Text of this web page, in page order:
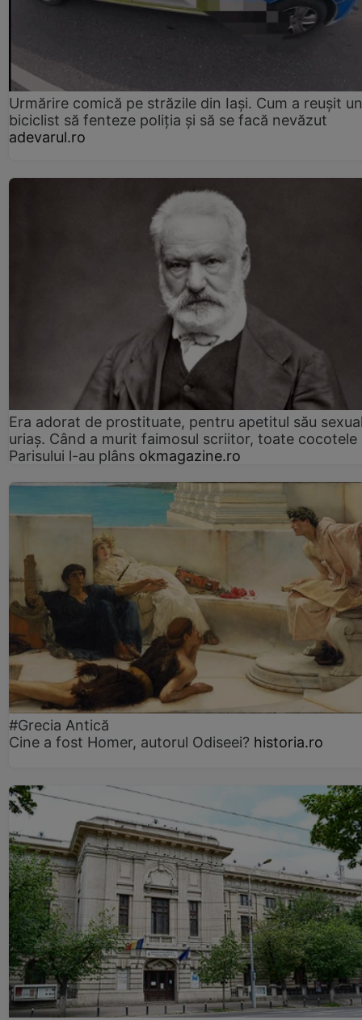
Urmărire comică pe străzile din Iași. Cum a reușit un
biciclist să fenteze poliția și să se facă nevăzut
adevarul.ro
Era adorat de prostituate, pentru apetitul său
uriaș. Când a murit faimosul scriitor, toate cocotele
Parisului l-au plâns okmagazine.ro
#Grecia Antică
Cine a fost Homer, autorul Odiseei? historia.ro